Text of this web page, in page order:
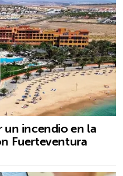
incendio en la
Fuerteventura